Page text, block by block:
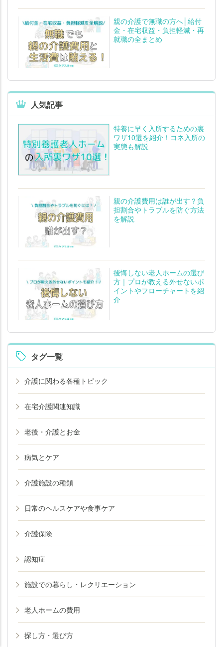
親の介護で無職の方へ│給付
金・在宅収益・負担軽減・再
就職の全まとめ
人気記事
特養に早く入所するための裏
ワザ10選を紹介！コネ入所の
実態も解説
親の介護費用は誰が出す？負
担割合やトラブルを防ぐ方法
を解説
後悔しない老人ホームの選び
方｜プロが教える外せないポ
イントやフローチャートを紹
介
タグ一覧
介護に関わる各種トピック
在宅介護関連知識
老後・介護とお金
病気とケア
介護施設の種類
日常のヘルスケアや食事ケア
介護保険
認知症
施設での暮らし・レクリエーション
老人ホームの費用
探し方・選び方
老人ホームの
老人ホームの